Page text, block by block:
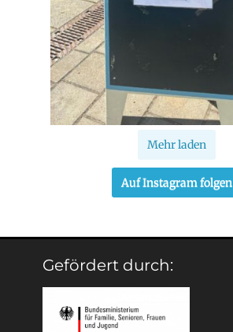
Mehr laden
Auf Instagram folgen
Gefördert durch: